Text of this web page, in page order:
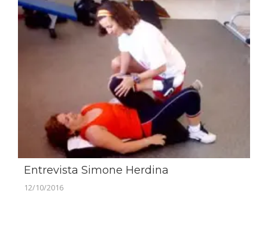
Entrevista Simone Herdina
12/10/2016